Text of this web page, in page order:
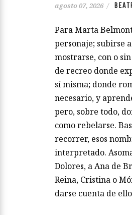
agosto 07, 2026 /
Para Marta
personaje; subirse
mostrarse, con o
de recreo donde
sí misma; donde
necesario, y
pero, sobre todo,
como rebelarse.
recorrer, esos
interpretado.
Dolores, a Ana de
Reina, Cristina o
darse cuenta de